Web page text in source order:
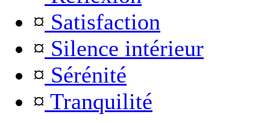
¤ Satisfaction
¤ Silence intérieur
¤ Sérénité
¤ Tranquilité